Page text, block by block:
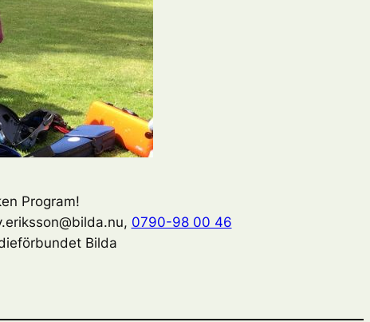
Program!
0790-98 00 46
Bilda